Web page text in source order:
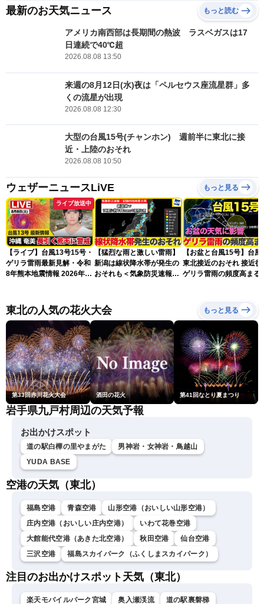
最新のお天気ニュース もっと読む
アメリカ南西部は長期間の熱波 ラスベガスは17
日連続で40℃超
2026.08.08 13:50
来週の8月12日(水)夜は「ペルセウス座流星群」多
くの流星が出現
2026.08.08 12:30
大型の台風15号(チャンホン) 週前半に東北に接
近・上陸のおそれ
2026.08.08 10:50
ウェザーニュースLiVE もっと見る
ライブ放送中
【ライブ】台風13号15号・
ゲリラ雷雨最新見解・令和
8年熊本地震情報 2026年8
愛梨／芳野達郎〉最新天気
ニュース・地震情報
【猛烈な雨と激しい雷雨】
新潟は線状降水帯が発生の
おそれも＜気象防災速報・
【お盆と台風15号】台風
東北接近のおそれ 接近後
ゲリラ雷雨の頻度高まる
東北の人気の花火大会 もっと見る
第33回赤川花火大会 酒田の花火 第41回なとり夏まつり
岩手県九戸村周辺の天気予報
お出かけスポット
道の駅白樺の里やまがた
男神岩・女神岩・鳥越山
YUDA BASE
空港の天気（東北）
福島空港 青森空港
山形空港（おいしい山形空港）
庄内空港（おいしい庄内空港）
いわて花巻空港
大館能代空港（あきた北空港）
秋田空港
仙台空港
三沢空港
福島スカイパーク（ふくしまスカイパーク）
注目のお出かけスポット天気（東北）
楽天モバイルパーク宮城 奥入瀬渓流 道の駅裏磐梯